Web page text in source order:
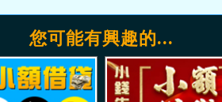
您可能有興趣的...